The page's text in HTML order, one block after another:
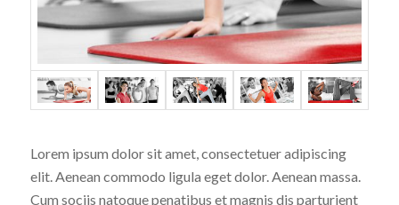
Lorem ipsum dolor sit amet, consectetuer adipiscing
elit. Aenean commodo ligula eget dolor. Aenean massa.
Cum sociis natoque penatibus et magnis dis parturient